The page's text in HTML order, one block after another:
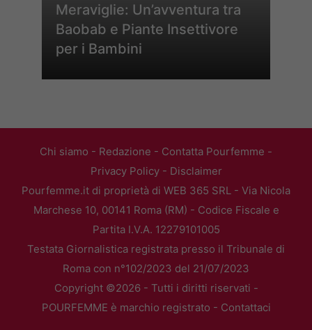
Meraviglie: Un’avventura tra
Baobab e Piante Insettivore
per i Bambini
Chi siamo - Redazione - Contatta Pourfemme -
Privacy Policy- Disclaimer
Pourfemme.it di proprietà di WEB 365 SRL - Via Nicola
Marchese 10, 00141 Roma (RM) - Codice Fiscale e
Partita I.V.A. 12279101005
Testata Giornalistica registrata presso il Tribunale di
Roma con n°102/2023 del 21/07/2023
Copyright ©2026 - Tutti i diritti riservati -
POURFEMME è marchio registrato - Contattaci